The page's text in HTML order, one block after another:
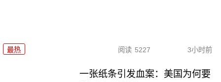
最热 阅读 5227 3小时前
一张纸条引发血案：美国为何要